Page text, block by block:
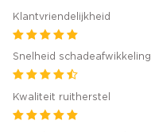
Klantvriendelijkheid
Snelheid schadeafwikkeling
Kwaliteit ruitherstel